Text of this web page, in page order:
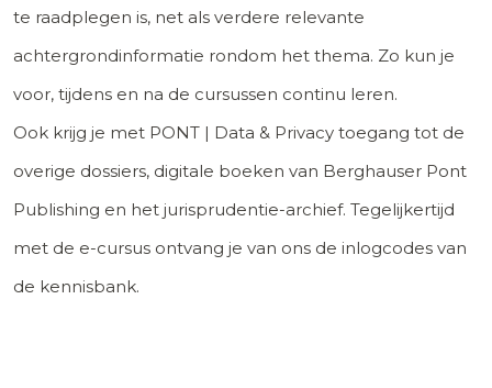
te raadplegen is, net als verdere relevante
achtergrondinformatie rondom het thema. Zo kun je
voor, tijdens en na de cursussen continu leren.
Ook krijg je met PONT | Data & Privacy toegang tot de
overige dossiers, digitale boeken van Berghauser Pont
Publishing en het jurisprudentie-archief. Tegelijkertijd
met de e-cursus ontvang je van ons de inlogcodes van
de kennisbank.